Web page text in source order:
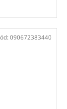
090672383440